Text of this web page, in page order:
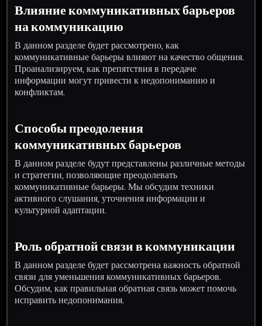
Влияние коммуникативных барьеров
на коммуникацию
В данном разделе будет рассмотрено, как
коммуникативные барьеры влияют на качество общения.
Проанализируем, как препятствия в передаче
информации могут привести к недопониманию и
конфликтам.
Способы преодоления
коммуникативных барьеров
В данном разделе будут представлены различные методы
и стратегии, позволяющие преодолевать
коммуникативные барьеры. Мы обсудим техники
активного слушания, уточнения информации и
культурной адаптации.
Роль обратной связи в коммуникации
В данном разделе будет рассмотрена важность обратной
связи для уменьшения коммуникативных барьеров.
Обсудим, как правильная обратная связь может помочь
исправить недопонимания.